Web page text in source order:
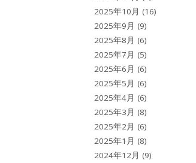
2025年10月 (16)
2025年9月 (9)
2025年8月 (6)
2025年7月 (5)
2025年6月 (6)
2025年5月 (6)
2025年4月 (6)
2025年3月 (8)
2025年2月 (6)
2025年1月 (8)
2024年12月 (9)